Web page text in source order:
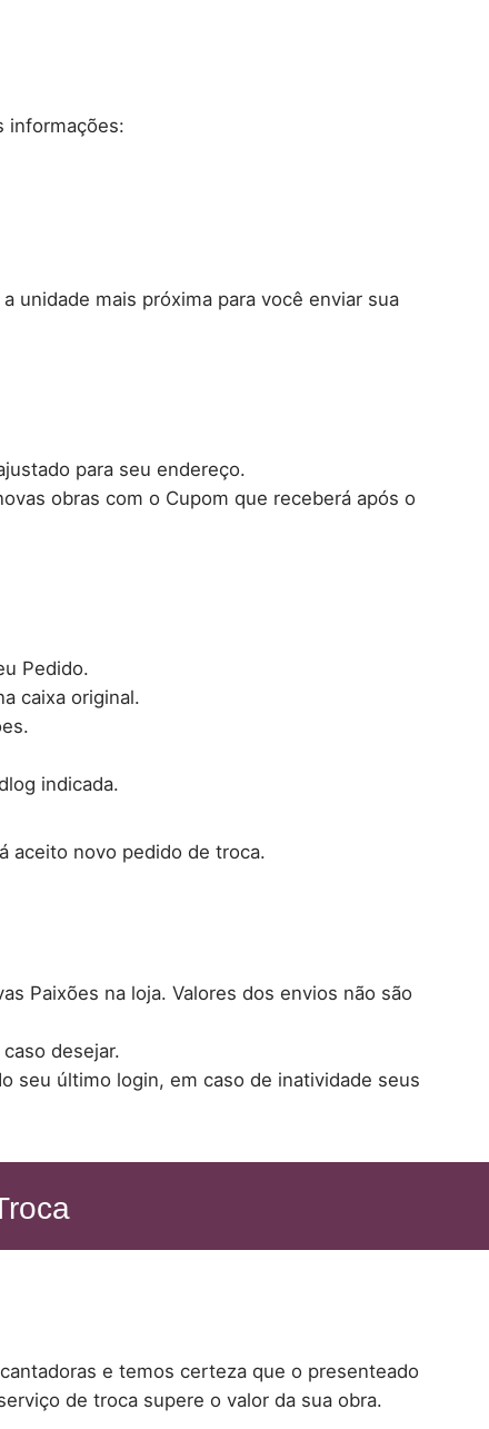
informações:
unidade mais próxima para você enviar sua
para seu endereço.
obras com o Cupom que receberá após o
Pedido.
caixa original.
indicada.
aceito novo pedido de troca.
Paixões na loja. Valores dos envios não são
desejar.
seu último login, em caso de inatividade seus
e temos certeza que o presenteado
de troca supere o valor da sua obra.